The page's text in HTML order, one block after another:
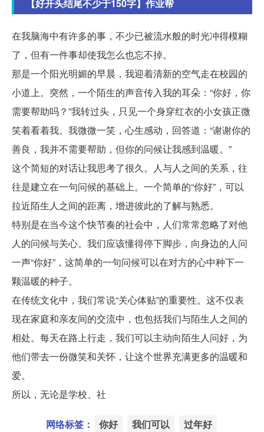
【好开头结尾不少于150字】作业帮
在我脑海中有许多的事，不少已被流水般的时光冲得模糊
了，但有一件事却使我怎么也忘不掉。
那是一个阳光明媚的早晨，我迎着清新的空气走在校园的
小道上。突然，一个陌生的声音传入我的耳朵：“你好，你
需要帮助吗？”我转过头，只见一个身穿红衣的小女孩正微
笑着看着我。我微微一笑，心生感动，回答道：“谢谢你的
善良，我并不需要帮助，但你的问候让我感到温暖。”
这个简短的对话让我思考了很久。人与人之间的关系，往
往是建立在一句问候的基础上。一个简单的“你好”，可以
拉近陌生人之间的距离，增进彼此的了解与熟悉。
特别是在当今这个快节奏的社会中，人们常常忽略了对他
人的问候与关心。我们应该懂得停下脚步，向身边的人问
一声“你好”，这简单的一句问候可以在对方的心中种下一
颗温暖的种子。
在传统文化中，我们常说“关心体贴”的重要性。这不仅表
现在家庭和亲友间的交流中，也包括我们与陌生人之间的
相处。每天在路上行走，我们可以主动向陌生人问好，为
他们带去一份微笑和关怀，让这个世界充满更多的温暖和
爱。
所以，无论是学校、社
网络标签： 你好 我们可以 过年好